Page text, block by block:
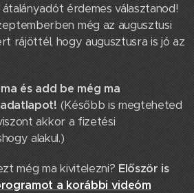
érdemes választanod!
még az augusztusi
rájöttél, hogy augusztusra is jó az
és add be még ma
adatlapot! (Később is megteheted
akkor a fizetési
alakul.)
még ma kivitelezni? Először is
a korábbi videóm